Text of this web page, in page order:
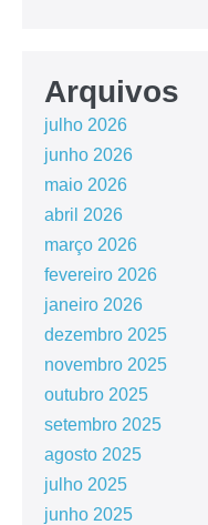
Arquivos
julho 2026
junho 2026
maio 2026
abril 2026
março 2026
fevereiro 2026
janeiro 2026
dezembro 2025
novembro 2025
outubro 2025
setembro 2025
agosto 2025
julho 2025
junho 2025